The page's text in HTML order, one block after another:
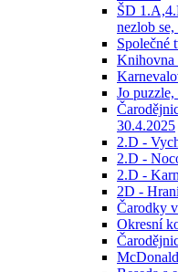
ŠD
nezlob
Společné
Knihovna
Jo
30.4.2025
2.D -
2.D -
2.D -
2D -
Čarodky
Okresní